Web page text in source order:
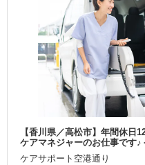
【香川県／高松市】年間休
ケアマネジャーのお仕事です♪
ケアサポート空港通り